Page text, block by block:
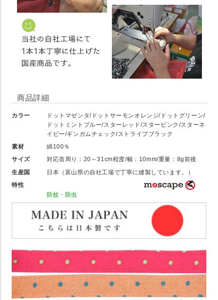
商品詳細
カラー
ドットマゼンタ/ドットサーモンオレンジ/ドットグリーン/
ドットミントブルー/スターレッド/スターピンク/スターネ
イビー/ギンガムチェック/ストライプブラック
素材
綿100％
サイズ
対応首周り：20～31cm程度/幅：10mm/重量：8g前後
生産国
日本（富山県の自社工場で丁寧に縫製しています。）
特性
防蚊・防虫